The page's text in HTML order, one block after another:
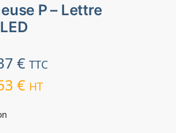
P – Lettre
€ TTC
€ HT